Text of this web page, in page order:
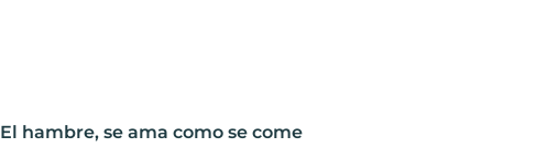
El hambre, se ama como se come